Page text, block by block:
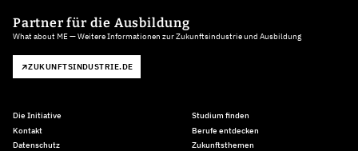
Partner für die Ausbildung
What about ME — Weitere Informationen zur Zukunftsindustrie und Ausbildung
ZUKUNFTSINDUSTRIE.DE
Die Initiative
Kontakt
Datenschutz
Studium finden
Berufe entdecken
Zukunftsthemen